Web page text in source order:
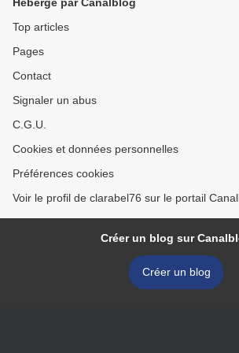
Top articles
Pages
Contact
Signaler un abus
C.G.U.
Cookies et données personnelles
Préférences cookies
Voir le profil de clarabel76 sur le portail
Créer un blog sur
Créer un blog